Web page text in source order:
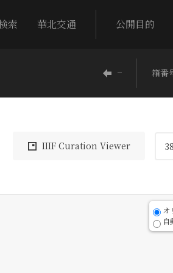
索 華北交通 公開目的
− 箱番
IIIF Curation Viewer
オ
自